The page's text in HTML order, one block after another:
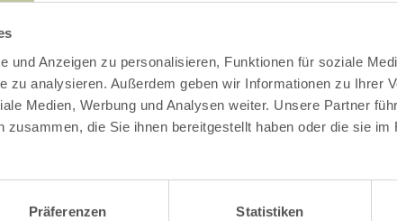
und Anzeigen zu personalisieren, Funktionen für soziale
zu analysieren. Außerdem geben wir Informationen zu Ihrer
Medien, Werbung und Analysen weiter. Unsere Partner
zusammen, die Sie ihnen bereitgestellt haben oder die sie im
Präferenzen Statistiken